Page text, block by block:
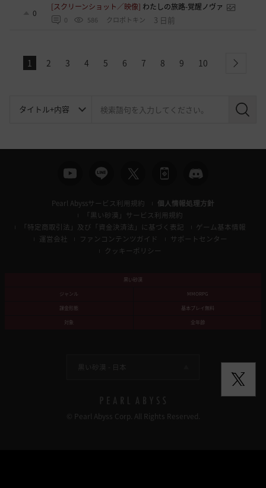
0
[スクリーンショット／映像] わたしの旅路-覚醒ノヴァ
0 586 クロポトキン 3 日前
1 2 3 4 5 6 7 8 9 10 next
検
Pearl Abyssサービス利用規約
個人情報処理方針
「黒い砂漠」サービス利用規約
「特定商取引法」及び「資金決済法」に基づく表記
ゲーム基本情報
運営会社
ファンコンテンツガイド
サポートセンター
クッキーポリシー
黒い砂漠
ジャンル
MMORPG
課金形態
基本プレイ無料
対象
全年齢
黒い砂漠 - 日本
© Pearl Abyss Corp. All Rights Reserved.